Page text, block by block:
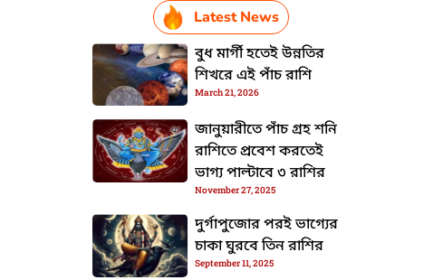
Latest News
বুধ মার্গী হতেই উন্নতির
শিখরে এই পাঁচ রাশি
March 21, 2026
জানুয়ারীতে পাঁচ গ্রহ শনি
রাশিতে প্রবেশ করতেই
ভাগ্য পাল্টাবে ৩ রাশির
November 27, 2025
দুর্গাপুজোর পরই ভাগ্যের
চাকা ঘুরবে তিন রাশির
September 11, 2025